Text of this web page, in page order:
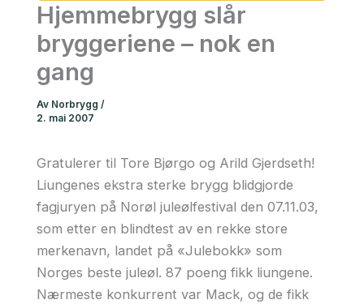
Hjemmebrygg slår
bryggeriene – nok en
gang
Av Norbrygg /
2. mai 2007
Gratulerer til Tore Bjørgo og Arild Gjerdseth!
Liungenes ekstra sterke brygg blidgjorde
fagjuryen på Norøl juleølfestival den 07.11.03,
som etter en blindtest av en rekke store
merkenavn, landet på «Julebokk» som
Norges beste juleøl. 87 poeng fikk liungene.
Nærmeste konkurrent var Mack, og de fikk